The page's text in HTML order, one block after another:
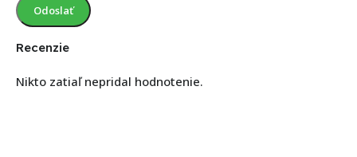
Recenzie
Nikto zatiaľ nepridal hodnotenie.